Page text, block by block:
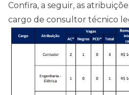
Confira, a seguir, as
cargo de consultor técnico